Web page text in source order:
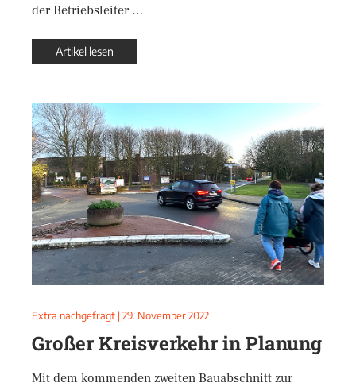
der Betriebsleiter …
Artikel lesen
Extra nachgefragt | 29. November 2022
Großer Kreisverkehr in Planung
Mit dem kommenden zweiten Bauabschnitt zur